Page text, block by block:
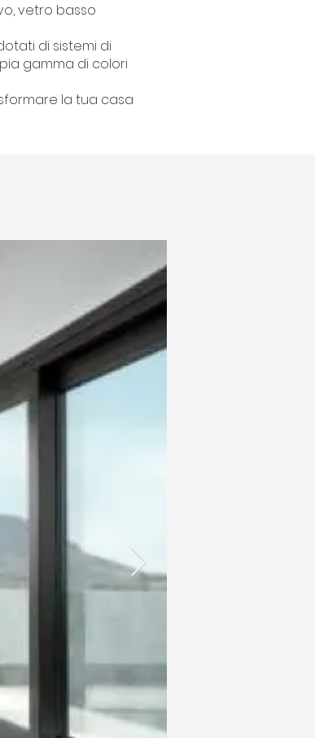
vetro basso
di sistemi di
gamma di colori
la tua casa